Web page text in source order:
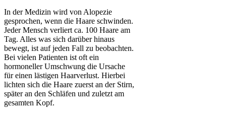
In der Medizin wird von Alopezie
gesprochen, wenn die Haare schwinden.
Jeder Mensch verliert ca. 100 Haare am
Tag. Alles was sich darüber hinaus
bewegt, ist auf jeden Fall zu beobachten.
Bei vielen Patienten ist oft ein
hormoneller Umschwung die Ursache
für einen lästigen Haarverlust. Hierbei
lichten sich die Haare zuerst an der Stirn,
später an den Schläfen und zuletzt am
gesamten Kopf.